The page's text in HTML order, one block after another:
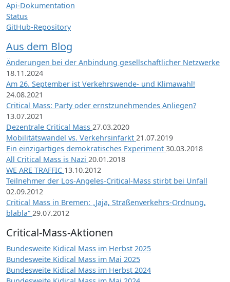
Api-Dokumentation
Status
GitHub-Repository
Aus dem Blog
Änderungen bei der Anbindung gesellschaftlicher Netzwerke
18.11.2024
Am 26. September ist Verkehrswende- und Klimawahl!
24.08.2021
Critical Mass: Party oder ernstzunehmendes Anliegen?
13.07.2021
Dezentrale Critical Mass 27.03.2020
Mobilitätswandel vs. Verkehrsinfarkt 21.07.2019
Ein einzigartiges demokratisches Experiment 30.03.2018
All Critical Mass is Nazi 20.01.2018
WE ARE TRAFFIC 13.10.2012
Teilnehmer der Los-Angeles-Critical-Mass stirbt bei Unfall
02.09.2012
Critical Mass in Bremen: „Jaja, Straßenverkehrs-Ordnung,
blabla“ 29.07.2012
Critical-Mass-Aktionen
Bundesweite Kidical Mass im Herbst 2025
Bundesweite Kidical Mass im Mai 2025
Bundesweite Kidical Mass im Herbst 2024